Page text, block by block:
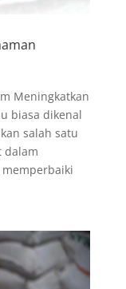
Meningkatkan
biasa dikenal
salah satu
dalam